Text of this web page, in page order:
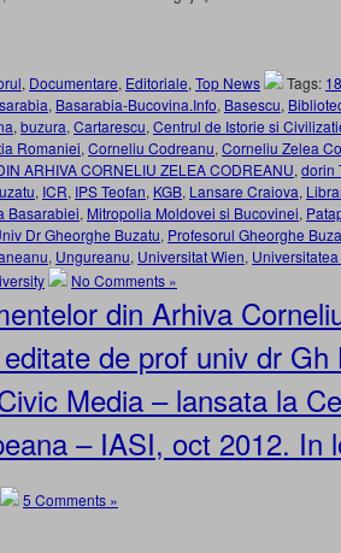
, Documentare, Editoriale, Top News Tags:
, Basarabia-Bucovina.Info, Basescu,
, buzura, Cartarescu, Centrul de Istorie si
Romaniei, Corneliu Codreanu, Corneliu Zelea
ARHIVA CORNELIU ZELEA CODREANU, dorin
, ICR, IPS Teofan, KGB, Lansare Craiova,
Basarabiei, Mitropolia Moldovei si Bucovinei,
Dr Gheorghe Buzatu, Profesorul Gheorghe
, Ungureanu, Universitat Wien,
No Comments »
din Arhiva
de prof univ dr
Media – lansata la
– IASI, oct 2012. In
5 Comments »